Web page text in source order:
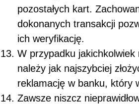
pozostałych kart.
dokonanych transakcji
ich weryfikację.
W przypadku jakichkolwiek
należy jak najszybciej
reklamację w banku, który
Zawsze niszcz